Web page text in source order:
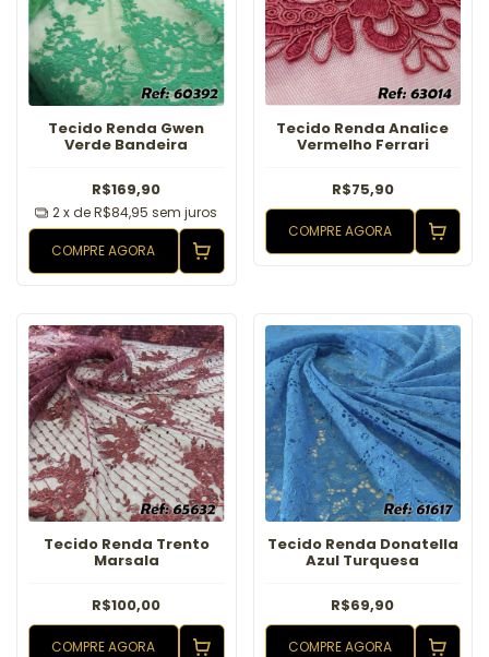
Tecido Renda Gwen
Verde Bandeira
R$169,90
2x deR$84,95 sem juros
COMPRE AGORA
Tecido Renda Analice
Vermelho Ferrari
R$75,90
COMPRE AGORA
Tecido Renda Trento
Marsala
R$100,00
COMPRE AGORA
Tecido Renda Donatella
Azul Turquesa
R$69,90
COMPRE AGORA